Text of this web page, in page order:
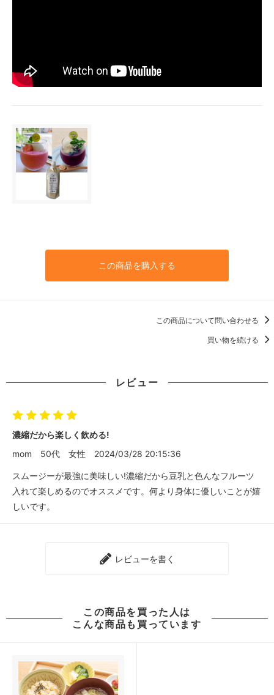
この商品を購入する
この商品について問い合わせる
買い物を続ける
レビュー
濃縮だから楽しく飲める!
mom
50代 女性 2024/03/28 20:15:36
スムージーが最強に美味しい!濃縮だから豆乳と色んなフルーツ
入れて楽しめるのでオススメです。何より身体に優しいことが嬉
しいです。
レビューを書く
この商品を買った人は
こんな商品も買っています